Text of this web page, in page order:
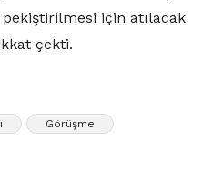
pekiştirilmesi için atılacak
çekti.
Görüşme